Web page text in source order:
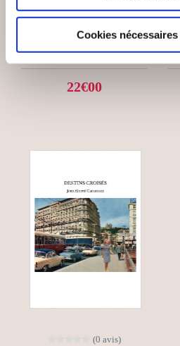
Cookies
BONNE NUIT A
Romans
22€00
(0 avis)